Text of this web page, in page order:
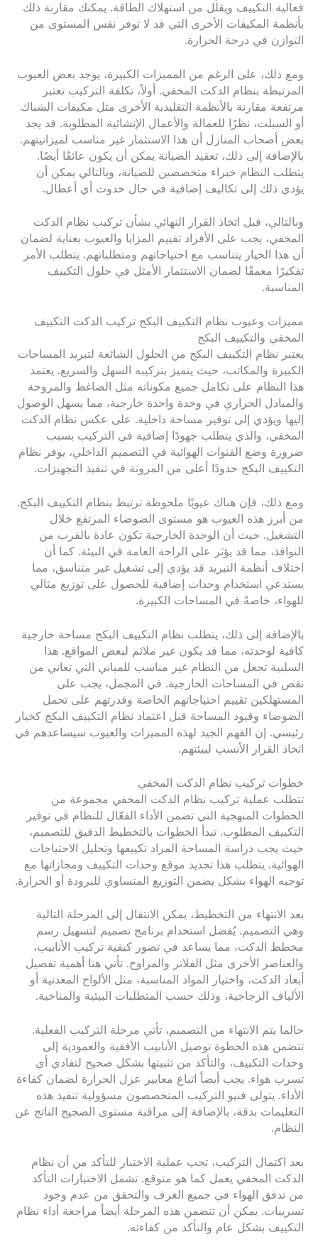
فعالية التكييف ويقلل من استهلاك الطاقة. يمكنك مقارنة ذلك
بأنظمة المكيفات الأخرى التي قد لا توفر نفس المستوى من
التوازن في درجة الحرارة.
ومع ذلك، على الرغم من المميزات الكبيرة، يوجد بعض العيوب
المرتبطة بنظام الدكت المخفي. أولاً، تكلفة التركيب تعتبر
مرتفعة مقارنة بالأنظمة التقليدية الأخرى مثل مكيفات الشباك
أو السبلت، نظرًا للعمالة والأعمال الإنشائية المطلوبة. قد يجد
بعض أصحاب المنازل أن هذا الاستثمار غير مناسب لميزانيتهم.
بالإضافة إلى ذلك، تعقيد الصيانة يمكن أن يكون عائقًا أيضًا.
يتطلب النظام خبراء متخصصين للصيانة، وبالتالي يمكن أن
يؤدي ذلك إلى تكاليف إضافية في حال حدوث أي أعطال.
وبالتالي، قبل اتخاذ القرار النهائي بشأن تركيب نظام الدكت
المخفي، يجب على الأفراد تقييم المزايا والعيوب بعناية لضمان
أن هذا الخيار يتناسب مع احتياجاتهم ومتطلباتهم. يتطلب الأمر
تفكيرًا معمقًا لضمان الاستثمار الأمثل في حلول التكييف
المناسبة.
مميزات وعيوب نظام التكييف البكج تركيب الدكت التكييف
المخفي والتكييف البكج
يعتبر نظام التكييف البكج من الحلول الشائعة لتبريد المساحات
الكبيرة والمكاتب، حيث يتميز بتركيبه السهل والسريع. يعتمد
هذا النظام على تكامل جميع مكوناته مثل الضاغط والمروحة
والمبادل الحراري في وحدة واحدة خارجية، مما يسهل الوصول
إليها ويؤدي إلى توفير مساحة داخلية. على عكس نظام الدكت
المخفي، والذي يتطلب جهودًا إضافية في التركيب بسبب
ضرورة وضع القنوات الهوائية في التصميم الداخلي، يوفر نظام
التكييف البكج حدودًا أعلى من المرونة في تنفيذ التجهيزات.
ومع ذلك، فإن هناك عيوبًا ملحوظة ترتبط بنظام التكييف البكج.
من أبرز هذه العيوب هو مستوى الضوضاء المرتفع خلال
التشغيل. حيث أن الوحدة الخارجية تكون عادة بالقرب من
النوافذ، مما قد يؤثر على الراحة العامة في البيئة. كما أن
اختلاف أنظمة التبريد قد يؤدي إلى تشغيل غير متناسق، مما
يستدعي استخدام وحدات إضافية للحصول على توزيع مثالي
للهواء، خاصةً في المساحات الكبيرة.
بالإضافة إلى ذلك، يتطلب نظام التكييف البكج مساحة خارجية
كافية لوحدته، مما قد يكون غير ملائم لبعض المواقع. هذا
السلبية تجعل من النظام غير مناسب للمباني التي تعاني من
نقص في المساحات الخارجية. في المجمل، يجب على
المستهلكين تقييم احتياجاتهم الخاصة وقدرتهم على تحمل
الضوضاء وقيود المساحة قبل اعتماد نظام التكييف البكج كخيار
رئيسي. إن الفهم الجيد لهذه المميزات والعيوب سيساعدهم في
اتخاذ القرار الأنسب لبيئتهم.
خطوات تركيب نظام الدكت المخفي
تتطلب عملية تركيب نظام الدكت المخفي مجموعة من
الخطوات المنهجية التي تضمن الأداء الفعّال للنظام في توفير
التكييف المطلوب. تبدأ الخطوات بالتخطيط الدقيق للتصميم،
حيث يجب دراسة المساحة المراد تكييفها وتحليل الاحتياجات
الهوائية. يتطلب هذا تحديد موقع وحدات التكييف ومجازاتها مع
توجيه الهواء بشكل يضمن التوزيع المتساوي للبرودة أو الحرارة.
بعد الانتهاء من التخطيط، يمكن الانتقال إلى المرحلة التالية
وهي التصميم. يُفضل استخدام برنامج تصميم لتسهيل رسم
مخطط الدكت، مما يساعد في تصور كيفية تركيب الأنابيب،
والعناصر الأخرى مثل الفلاتر والمراوح. تأتي هنا أهمية تفصيل
أبعاد الدكت، واختيار المواد المناسبة، مثل الألواح المعدنية أو
الألياف الزجاجية، وذلك حسب المتطلبات البيئية والمناخية.
حالما يتم الانتهاء من التصميم، تأتي مرحلة التركيب الفعلية.
تتضمن هذه الخطوة توصيل الأنابيب الأفقية والعمودية إلى
وحدات التكييف، والتأكد من تثبيتها بشكل صحيح لتفادي أي
تسرب هواء. يجب أيضاً اتباع معايير عزل الحرارة لضمان كفاءة
الأداء. يتولى فنيو التركيب المتخصصون مسؤولية تنفيذ هذه
التعليمات بدقة، بالإضافة إلى مراقبة مستوى الضجيج الناتج عن
النظام.
بعد اكتمال التركيب، تجب عملية الاختبار للتأكد من أن نظام
الدكت المخفي يعمل كما هو متوقع. تشمل الاختبارات التأكد
من تدفق الهواء في جميع الغرف والتحقق من عدم وجود
تسريبات. يمكن أن تتضمن هذه المرحلة أيضاً مراجعة أداء نظام
التكييف بشكل عام والتأكد من كفاءته.